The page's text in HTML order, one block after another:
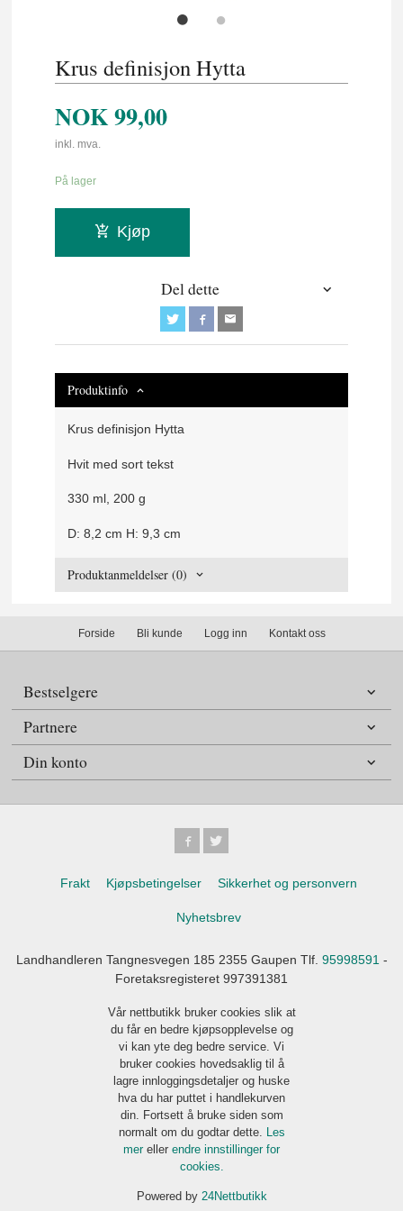
Krus definisjon Hytta
NOK99,00
inkl. mva.
På lager
Kjøp
Del dette
Produktinfo
Krus definisjon Hytta
Hvit med sort tekst
330 ml, 200 g
D: 8,2 cm H: 9,3 cm
Produktanmeldelser (0)
Forside Bli kunde Logg inn Kontakt oss
Bestselgere
Partnere
Din konto
Frakt Kjøpsbetingelser Sikkerhet og personvern
Nyhetsbrev
Landhandleren Tangnesvegen 185 2355 Gaupen Tlf. 95998591 -
Foretaksregisteret 997391381
Vår nettbutikk bruker cookies slik at
du får en bedre kjøpsopplevelse og
vi kan yte deg bedre service. Vi
bruker cookies hovedsaklig til å
lagre innloggingsdetaljer og huske
hva du har puttet i handlekurven
din. Fortsett å bruke siden som
normalt om du godtar dette. Les
mer eller endre innstillinger for
cookies.
Powered by 24Nettbutikk